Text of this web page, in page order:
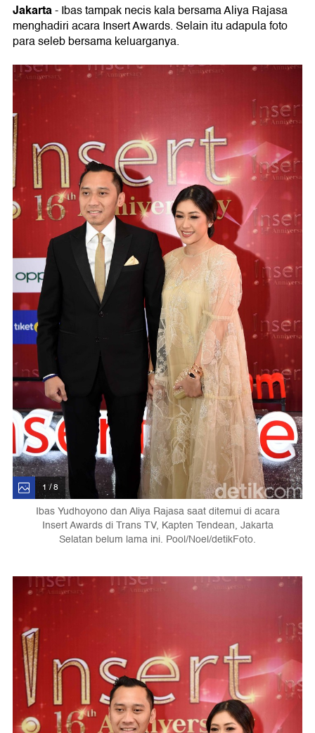
Jakarta- Ibas tampak necis kala bersama Aliya Rajasa
menghadiri acara Insert Awards. Selain itu adapula foto
para seleb bersama keluarganya.
1 / 8
Ibas Yudhoyono dan Aliya Rajasa saat ditemui di acara
Insert Awards di Trans TV, Kapten Tendean, Jakarta
Selatan belum lama ini. Pool/Noel/detikFoto.